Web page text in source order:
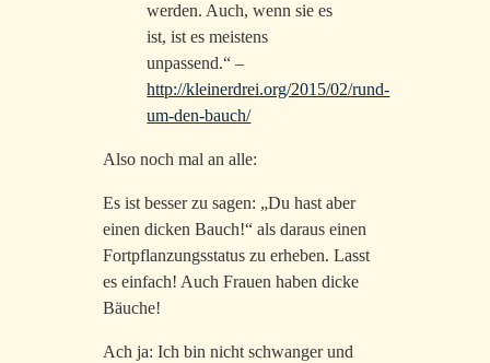
werden. Auch, wenn sie es
ist, ist es meistens
unpassend.“ –
http://kleinerdrei.org/2015/02/rund-
um-den-bauch/
Also noch mal an alle:
Es ist besser zu sagen: „Du hast aber
einen dicken Bauch!“ als daraus einen
Fortpflanzungsstatus zu erheben. Lasst
es einfach! Auch Frauen haben dicke
Bäuche!
Ach ja: Ich bin nicht schwanger und